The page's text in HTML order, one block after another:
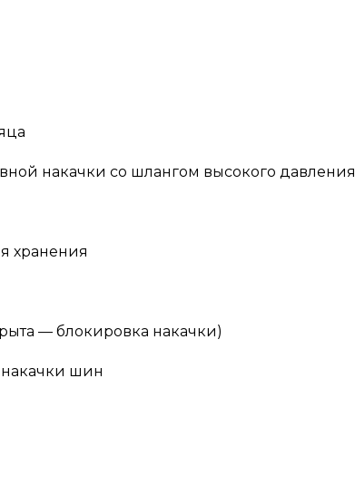
накачки со шлангом высокого давления
хранения
— блокировка накачки)
накачки шин